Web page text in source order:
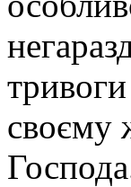
своєму